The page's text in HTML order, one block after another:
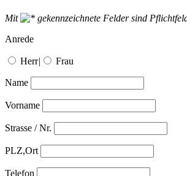
Mit
gekennzeichnete Felder sind
Anrede
Herr| Frau
Name
Vorname
Strasse / Nr.
PLZ,Ort
Telefon